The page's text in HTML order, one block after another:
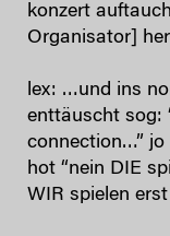
konzert
Organisator]
lex: …und ins
enttäuscht sog:
connection…” jo
hot “nein DIE
WIR spielen